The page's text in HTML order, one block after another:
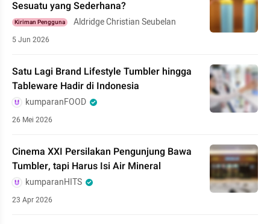
Sesuatu yang Sederhana?
Kiriman Pengguna Aldridge Christian Seubelan
5 Jun 2026
Satu Lagi Brand Lifestyle Tumbler hingga
Tableware Hadir di Indonesia
kumparanFOOD
26 Mei 2026
Cinema XXI Persilakan Pengunjung Bawa
Tumbler, tapi Harus Isi Air Mineral
kumparanHITS
23 Apr 2026